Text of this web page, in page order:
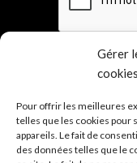
Gérer
cookies
Pour offrir les meilleures
telles que les cookies pour
appareils. Le fait de
des données telles que le
Les points de ven
Sur mesure